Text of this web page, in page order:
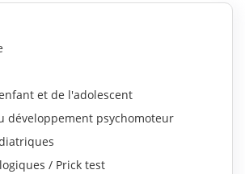
et de l'adolescent
développement psychomoteur
/ Prick test